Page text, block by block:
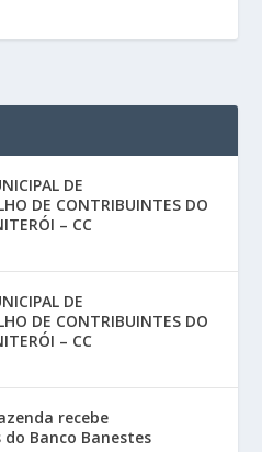
DE
DE CONTRIBUINTES DO
– CC
DE
DE CONTRIBUINTES DO
– CC
recebe
Banco Banestes